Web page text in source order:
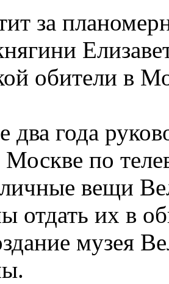
за
обители в
два года
Москве по
личные вещи
отдать их в
музея